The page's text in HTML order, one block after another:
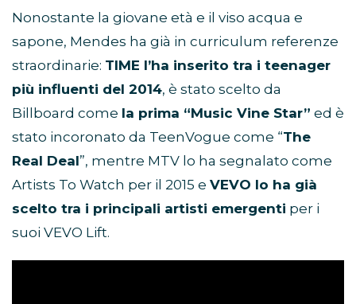
Nonostante la giovane età e il viso acqua e
sapone, Mendes ha già in curriculum referenze
straordinarie: TIME l’ha inserito tra i teenager
più influenti del 2014, è stato scelto da
Billboard come la prima “Music Vine Star” ed è
stato incoronato da TeenVogue come “The
Real Deal”, mentre MTV lo ha segnalato come
Artists To Watch per il 2015 e VEVO lo ha già
scelto tra i principali artisti emergenti per i
suoi VEVO Lift.